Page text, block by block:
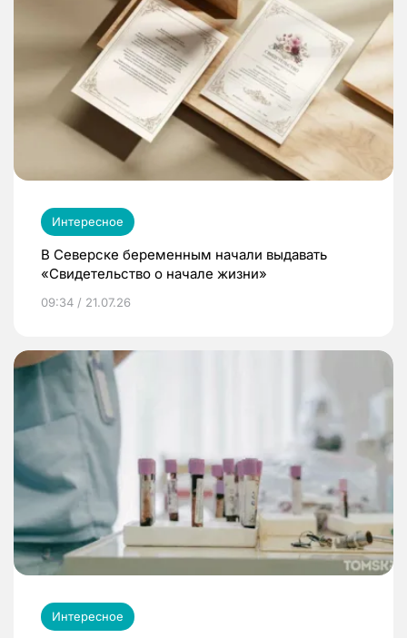
Интересное
В Северске беременным начали выдавать
«Свидетельство о начале жизни»
09:34 / 21.07.26
Интересное